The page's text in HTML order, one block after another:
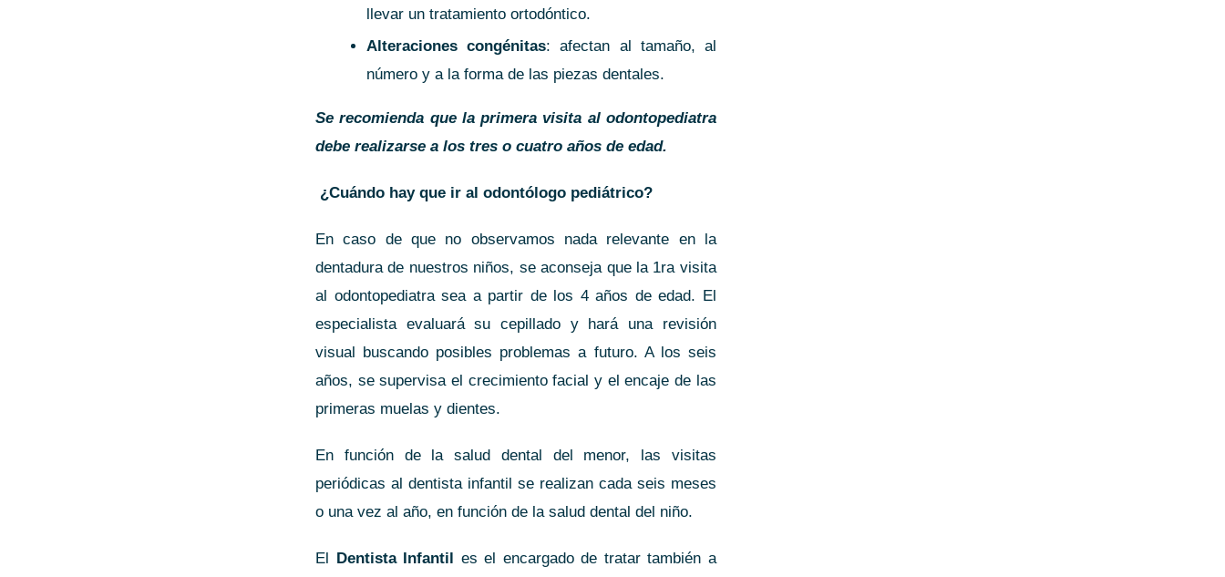
llevar un tratamiento ortodóntico.
Alteraciones congénitas: afectan al tamaño, al
número y a la forma de las piezas dentales.
Se recomienda que la primera visita al odontopediatra
debe realizarse a los tres o cuatro años de edad.
¿Cuándo hay que ir al odontólogo pediátrico?
En caso de que no observamos nada relevante en la
dentadura de nuestros niños, se aconseja que la 1ra visita
al odontopediatra sea a partir de los 4 años de edad. El
especialista evaluará su cepillado y hará una revisión
visual buscando posibles problemas a futuro. A los seis
años, se supervisa el crecimiento facial y el encaje de las
primeras muelas y dientes.
En función de la salud dental del menor, las visitas
periódicas al dentista infantil se realizan cada seis meses
o una vez al año, en función de la salud dental del niño.
El Dentista Infantil
es el encargado de tratar también a